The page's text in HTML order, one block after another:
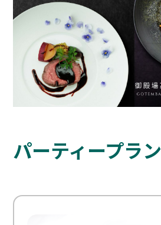
パーティープラン